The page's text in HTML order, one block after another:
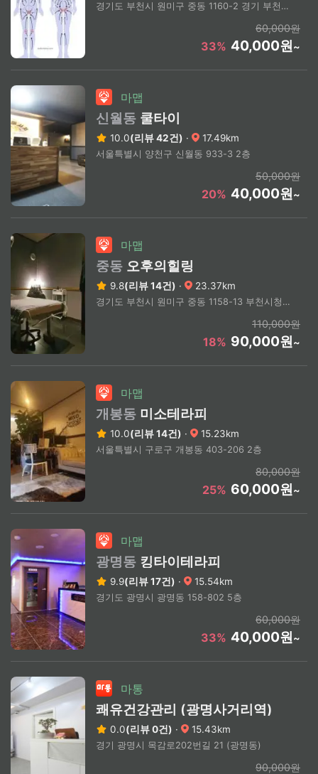
경기도 부천시 원미구 중동 1160-2 경기 부천시 원미구 소향로 143
60,000원
33% 40,000원~
마맵
신월동 쿨타이
10.0(리뷰 42건) · 17.49km
서울특별시 양천구 신월동 933-3 2층
50,000원
20% 40,000원~
마맵
중동 오후의힐링
9.8(리뷰 14건) · 23.37km
경기도 부천시 원미구 중동 1158-13 부천시청역 2번출구 / 이마트 뒷편 2분거리
110,000원
18% 90,000원~
마맵
개봉동 미소테라피
10.0(리뷰 14건) · 15.23km
서울특별시 구로구 개봉동 403-206 2층
80,000원
25% 60,000원~
마맵
광명동 킹타이테라피
9.9(리뷰 17건) · 15.54km
경기도 광명시 광명동 158-802 5층
60,000원
33% 40,000원~
마통
쾌유건강관리 (광명사거리역)
0.0(리뷰 0건) · 15.43km
경기 광명시 목감로202번길 21 (광명동)
90,000원